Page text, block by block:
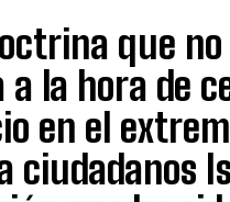
que no
a la hora de
en el
ciudadanos